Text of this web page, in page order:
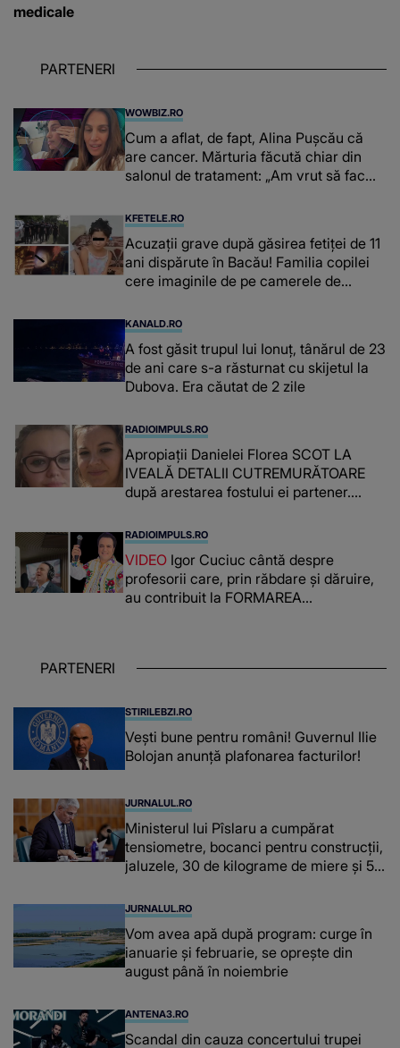
medicale
PARTENERI
WOWBIZ.RO
Cum a aflat, de fapt, Alina Pușcău că
are cancer. Mărturia făcută chiar din
salonul de tratament: „Am vrut să fac
înțepe sânul”
KFETELE.RO
Acuzații grave după găsirea fetiței de 11
ani dispărute în Bacău! Familia copilei
cere imaginile de pe camerele de
mea...”
KANALD.RO
A fost găsit trupul lui Ionuț, tânărul de 23
de ani care s-a răsturnat cu skijetul la
Dubova. Era căutat de 2 zile
RADIOIMPULS.RO
Apropiații Danielei Florea SCOT LA
IVEALĂ DETALII CUTREMURĂTOARE
după arestarea fostului ei partener.
românca ucisă în Italia și ascunsă în
lada unui pat: " Îmi pare rău că nu am
reușit să fac mai mult pentru ea și..."
RADIOIMPULS.RO
VIDEO Igor Cuciuc cântă despre
profesorii care, prin răbdare și dăruire,
au contribuit la FORMAREA
chiar și după trecerea anilor: "De
PARTENERI
STIRILEBZI.RO
Vești bune pentru români! Guvernul Ilie
Bolojan anunță plafonarea facturilor!
JURNALUL.RO
Ministerul lui Pîslaru a cumpărat
tensiometre, bocanci pentru construcții,
jaluzele, 30 de kilograme de miere și 50
JURNALUL.RO
Vom avea apă după program: curge în
ianuarie și februarie, se oprește din
august până în noiembrie
ANTENA3.RO
Scandal din cauza concertului trupei